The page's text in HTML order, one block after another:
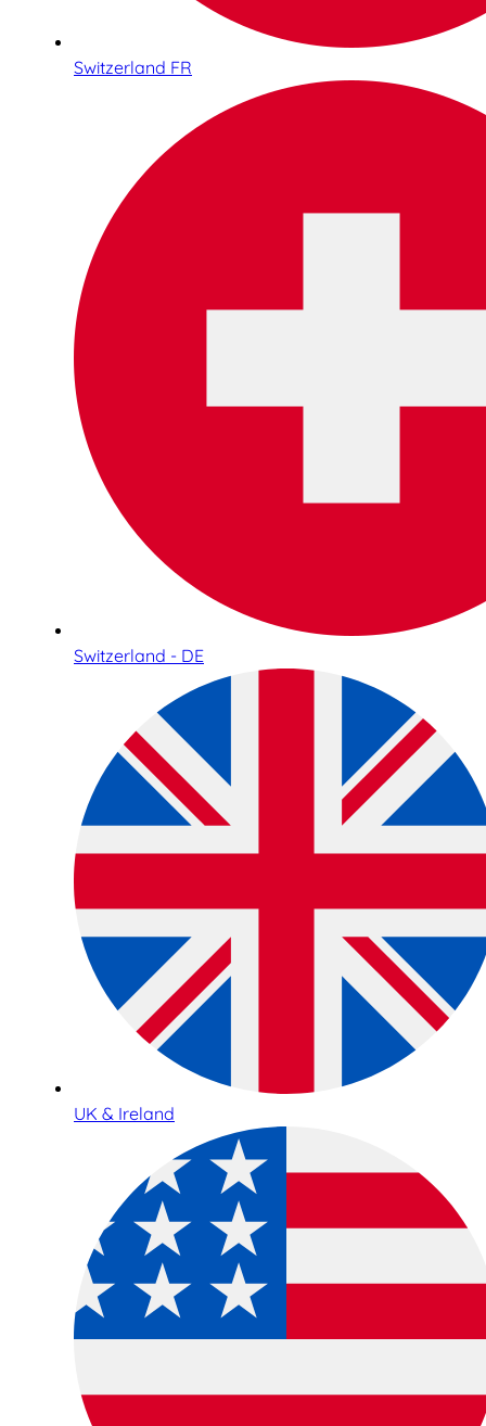
Switzerland FR
Switzerland - DE
UK & Ireland